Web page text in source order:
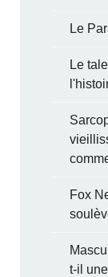
Le
Le
Fox
t-il